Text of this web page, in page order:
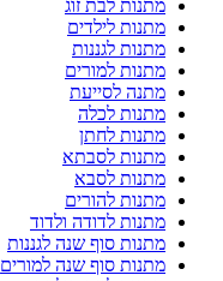
מתנות לבת זוג
מתנות לילדים
מתנות לגננות
מתנות למורים
מתנה לסייעת
מתנות לכלה
מתנות לחתן
מתנות לסבתא
מתנות לסבא
מתנות להורים
מתנות לדודה ולדוד
מתנות סוף שנה לגננות
מתנות סוף שנה למורים